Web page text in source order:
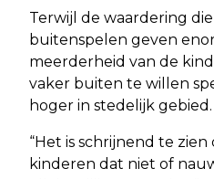
Terwijl de waardering
buitenspelen geven
meerderheid van de
vaker buiten te willen
hoger in stedelijk gebied.
“Het is schrijnend te zien
kinderen dat niet of